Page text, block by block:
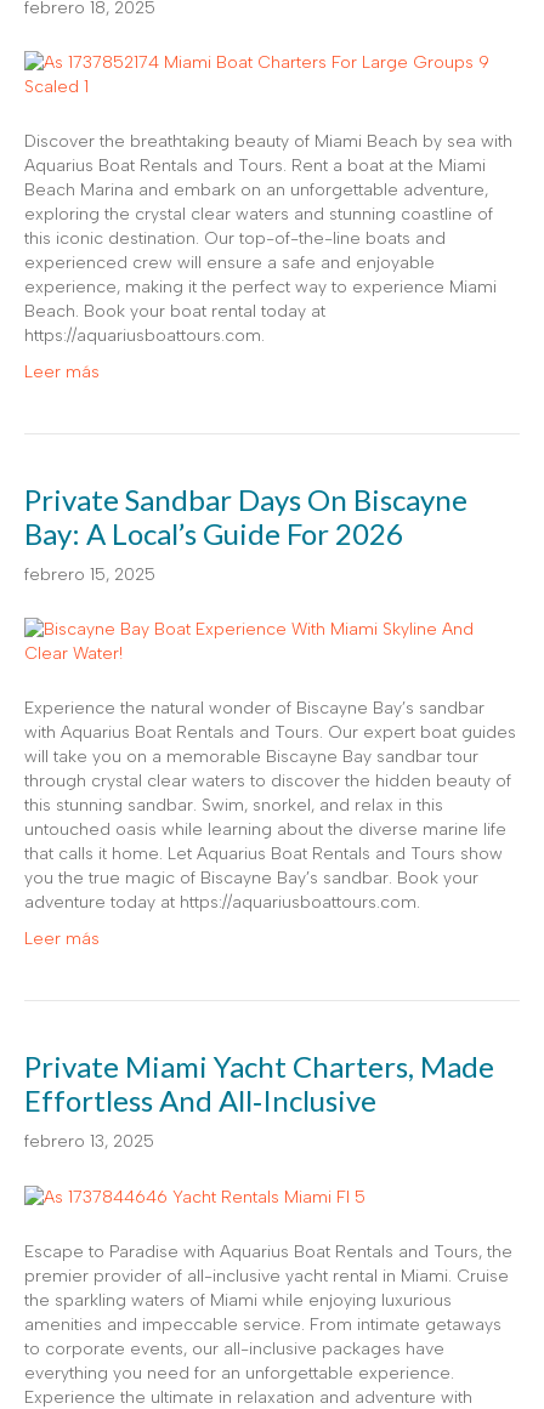
febrero 18, 2025
Discover the breathtaking beauty of Miami Beach by sea with
Aquarius Boat Rentals and Tours. Rent a boat at the Miami
Beach Marina and embark on an unforgettable adventure,
exploring the crystal clear waters and stunning coastline of
this iconic destination. Our top-of-the-line boats and
experienced crew will ensure a safe and enjoyable
experience, making it the perfect way to experience Miami
Beach. Book your boat rental today at
https://aquariusboattours.com.
Leer más
Private Sandbar Days On Biscayne
Bay: A Local’s Guide For 2026
febrero 15, 2025
Experience the natural wonder of Biscayne Bay’s sandbar
with Aquarius Boat Rentals and Tours. Our expert boat guides
will take you on a memorable Biscayne Bay sandbar tour
through crystal clear waters to discover the hidden beauty of
this stunning sandbar. Swim, snorkel, and relax in this
untouched oasis while learning about the diverse marine life
that calls it home. Let Aquarius Boat Rentals and Tours show
you the true magic of Biscayne Bay’s sandbar. Book your
adventure today at https://aquariusboattours.com.
Leer más
Private Miami Yacht Charters, Made
Effortless And All‑Inclusive
febrero 13, 2025
Escape to Paradise with Aquarius Boat Rentals and Tours, the
premier provider of all-inclusive yacht rental in Miami. Cruise
the sparkling waters of Miami while enjoying luxurious
amenities and impeccable service. From intimate getaways
to corporate events, our all-inclusive packages have
everything you need for an unforgettable experience.
Experience the ultimate in relaxation and adventure with